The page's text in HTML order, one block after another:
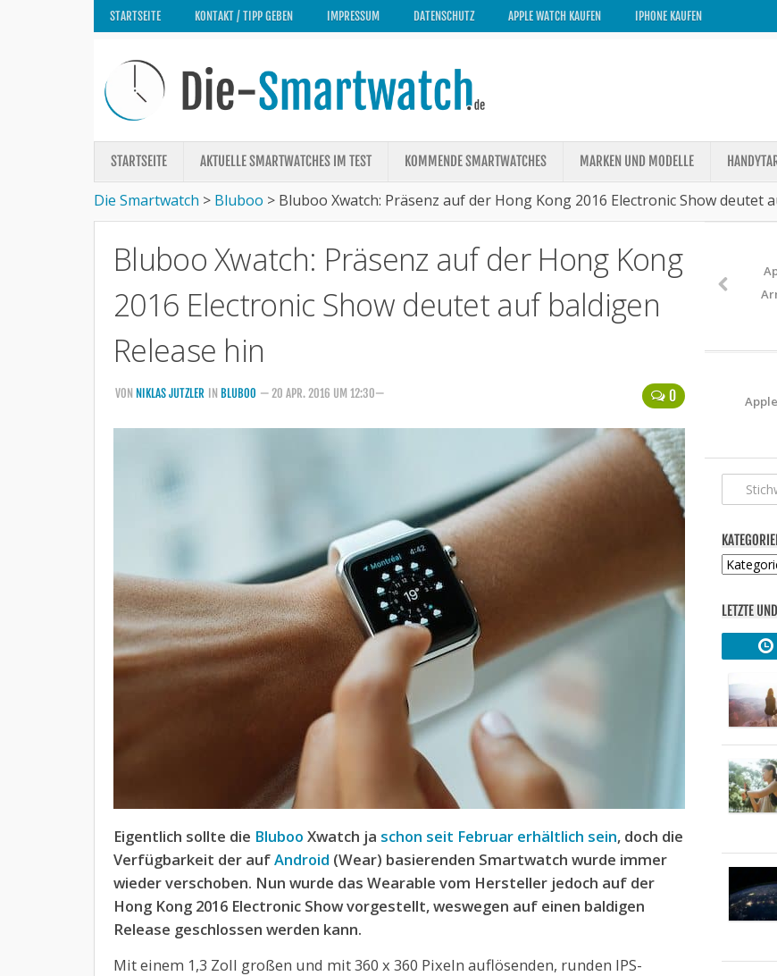
STARTSEITE KONTAKT / TIPP GEBEN IMPRESSUM DATENSCHUTZ APPLE WATCH KAUFEN IPHONE KAUFEN
STARTSEITE AKTUELLE SMARTWATCHES IM TEST KOMMENDE SMARTWATCHES MARKEN UND MODELLE
Die Smartwatch > Bluboo > Bluboo Xwatch: Präsenz auf der Hong Kong 2016 Electronic Show deutet
Bluboo Xwatch: Präsenz auf der Hong Kong
2016 Electronic Show deutet auf baldigen
Release hin
0
VON NIKLAS JUTZLER IN BLUBOO — 20 APR. 2016 UM 12:30—
Eigentlich sollte die Bluboo Xwatch ja schon seit Februar erhältlich sein, doch die
Verfügbarkeit der aufAndroid (Wear) basierenden Smartwatch wurde immer
wieder verschoben. Nun wurde das Wearable vom Hersteller jedoch auf der
Hong Kong 2016 Electronic Show vorgestellt, weswegen auf einen baldigen
Release geschlossen werden kann.
Mit einem 1,3 Zoll großen und mit 360 x 360 Pixeln auflösenden, runden IPS-
LETZTE